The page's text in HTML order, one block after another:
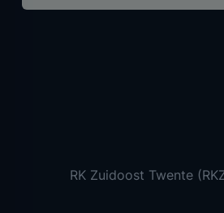
RK Zuidoost Twente